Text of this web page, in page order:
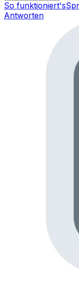
So funktioniert's
Antworten